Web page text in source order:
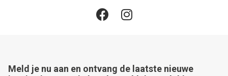
Meld je nu aan en ontvang de laatste nieuwe